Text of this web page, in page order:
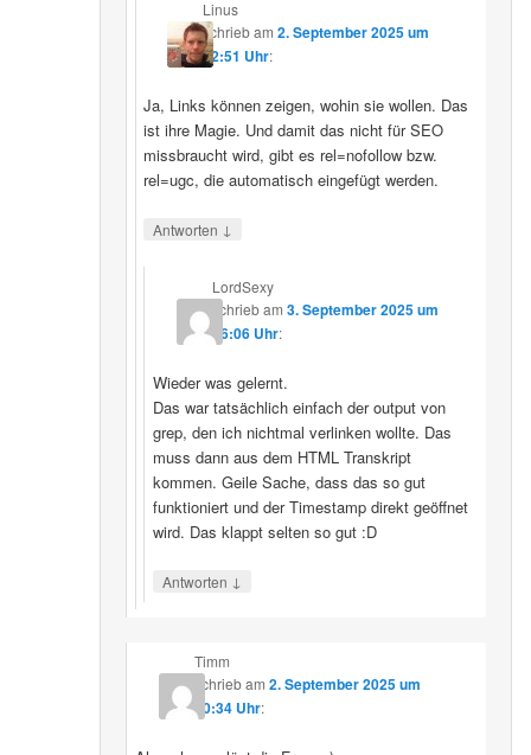
Linus
schriebam2. September 2025 um
12:51 Uhr:
Ja, Links können zeigen, wohin sie wollen. Das
ist ihre Magie. Und damit das nicht für SEO
missbraucht wird, gibt es rel=nofollow bzw.
rel=ugc, die automatisch eingefügt werden.
Antworten ↓
LordSexy
schriebam 3. September 2025 um
16:06 Uhr:
Wieder was gelernt.
Das war tatsächlich einfach der output von
grep, den ich nichtmal verlinken wollte. Das
muss dann aus dem HTML Transkript
kommen. Geile Sache, dass das so gut
funktioniert und der Timestamp direkt geöffnet
wird. Das klappt selten so gut :D
Antworten ↓
Timm
schriebam 2. September 2025 um
10:34 Uhr: